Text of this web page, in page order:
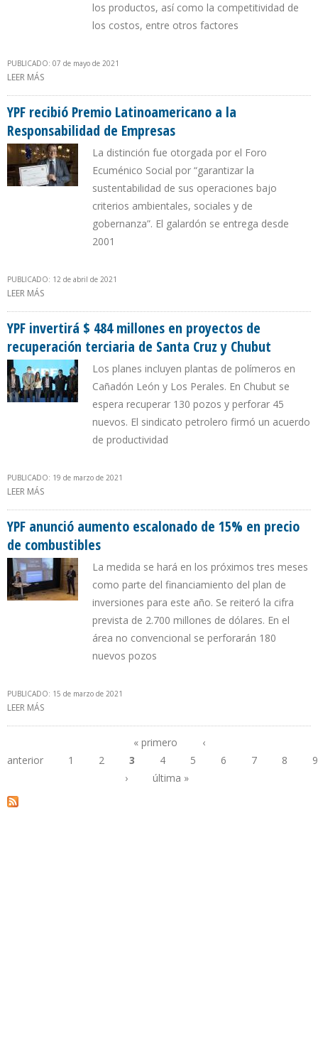
los productos, así como la competitividad de
los costos, entre otros factores
PUBLICADO: 07 de mayo de 2021
LEER MÁS
YPF recibió Premio Latinoamericano a la
Responsabilidad de Empresas
La distinción fue otorgada por el Foro
Ecuménico Social por “garantizar la
sustentabilidad de sus operaciones bajo
criterios ambientales, sociales y de
gobernanza”. El galardón se entrega desde
2001
PUBLICADO: 12 de abril de 2021
LEER MÁS
YPF invertirá $ 484 millones en proyectos de
recuperación terciaria de Santa Cruz y Chubut
Los planes incluyen plantas de polímeros en
Cañadón León y Los Perales. En Chubut se
espera recuperar 130 pozos y perforar 45
nuevos. El sindicato petrolero firmó un acuerdo
de productividad
PUBLICADO: 19 de marzo de 2021
LEER MÁS
YPF anunció aumento escalonado de 15% en precio
de combustibles
La medida se hará en los próximos tres meses
como parte del financiamiento del plan de
inversiones para este año. Se reiteró la cifra
prevista de 2.700 millones de dólares. En el
área no convencional se perforarán 180
nuevos pozos
PUBLICADO: 15 de marzo de 2021
LEER MÁS
Páginas
« primero
‹
anterior
1 2 3 4 5 6 7 8
9
›
última »